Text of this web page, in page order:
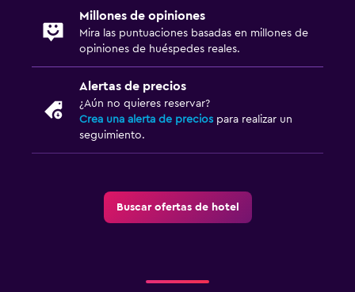
Millones de opiniones
Mira las puntuaciones basadas en millones de
opiniones de huéspedes reales.
Alertas de precios
¿Aún no quieres reservar?
Crea una alerta de precios para realizar un
seguimiento.
Buscar ofertas de hotel